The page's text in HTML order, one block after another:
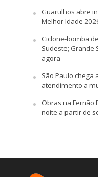
Guarulhos abre
Melhor Idade
Ciclone-bomba
Sudeste; Grande
agora
São Paulo chega
atendimento a
Obras na Fernão
noite a partir de